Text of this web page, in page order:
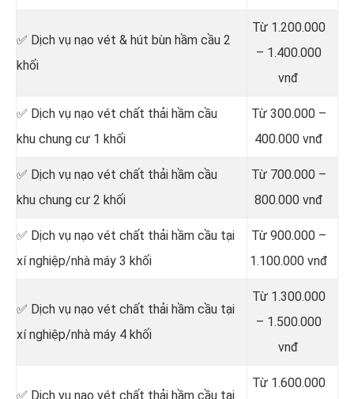
✅ Dịch vụ nạo vét & hút bùn hầm cầu 2
khối
Từ 1.200.000
– 1.400.000
vnđ
✅ Dịch vụ nạo vét chất thải hầm cầu
khu chung cư 1 khối
Từ 300.000 –
400.000 vnđ
✅ Dịch vụ nạo vét chất thải hầm cầu
khu chung cư 2 khối
Từ 700.000 –
800.000 vnđ
✅ Dịch vụ nạo vét chất thải hầm cầu tại
xí nghiệp/nhà máy 3 khối
Từ 900.000 –
1.100.000 vnđ
✅ Dịch vụ nạo vét chất thải hầm cầu tại
xí nghiệp/nhà máy 4 khối
Từ 1.300.000
– 1.500.000
vnđ
✅ Dịch vụ nạo vét chất thải hầm cầu tại
Từ 1.600.000